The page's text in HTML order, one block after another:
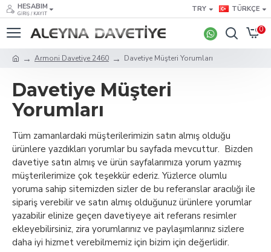
HESABIM
GIRIŞ / KAYIT
TRY TÜRKÇE
0
Armoni Davetiye 2460 Davetiye Müşteri Yorumları
Davetiye Müşteri
Yorumları
Tüm zamanlardaki müşterilerimizin satın almış olduğu
ürünlere yazdıkları yorumlar bu sayfada mevcuttur. Bizden
davetiye satın almış ve ürün sayfalarımıza yorum yazmış
müşterilerimize çok teşekkür ederiz. Yüzlerce olumlu
yoruma sahip sitemizden sizler de bu referanslar aracılığı ile
sipariş verebilir ve satın almış olduğunuz ürünlere yorumlar
yazabilir elinize geçen davetiyeye ait referans resimler
ekleyebilirsiniz, zira yorumlarınız ve paylaşımlarınız sizlere
daha iyi hizmet verebilmemiz için bizim için değerlidir.